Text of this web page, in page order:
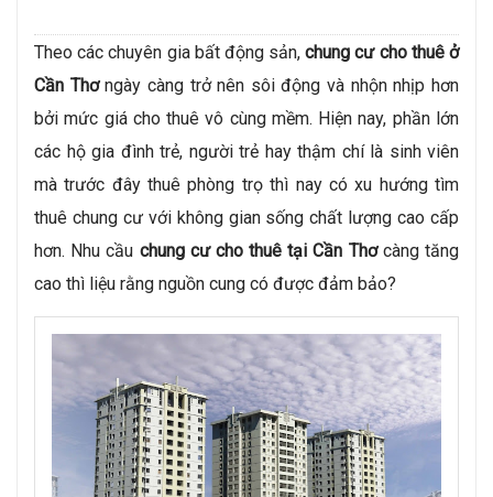
Theo các chuyên gia bất động sản,chung cư cho thuê ở
Cần Thơngày càng trở nên sôi động và nhộn nhịp hơn
bởi mức giá cho thuê vô cùng mềm. Hiện nay, phần lớn
các hộ gia đình trẻ, người trẻ hay thậm chí là sinh viên
mà trước đây thuê phòng trọ thì nay có xu hướng tìm
thuê chung cư với không gian sống chất lượng cao cấp
hơn. Nhu cầu chung cư cho thuê tại Cần Thơcàng tăng
cao thì liệu rằng nguồn cung có được đảm bảo?